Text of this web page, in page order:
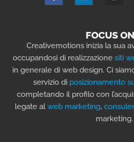
FOCUS
Creativemotions inizia la sua
occupandosi di realizzazione siti
in generale di web design. Ci
servizio di posizionamento
completando il profilo con
legate alweb marketing,
marketing.